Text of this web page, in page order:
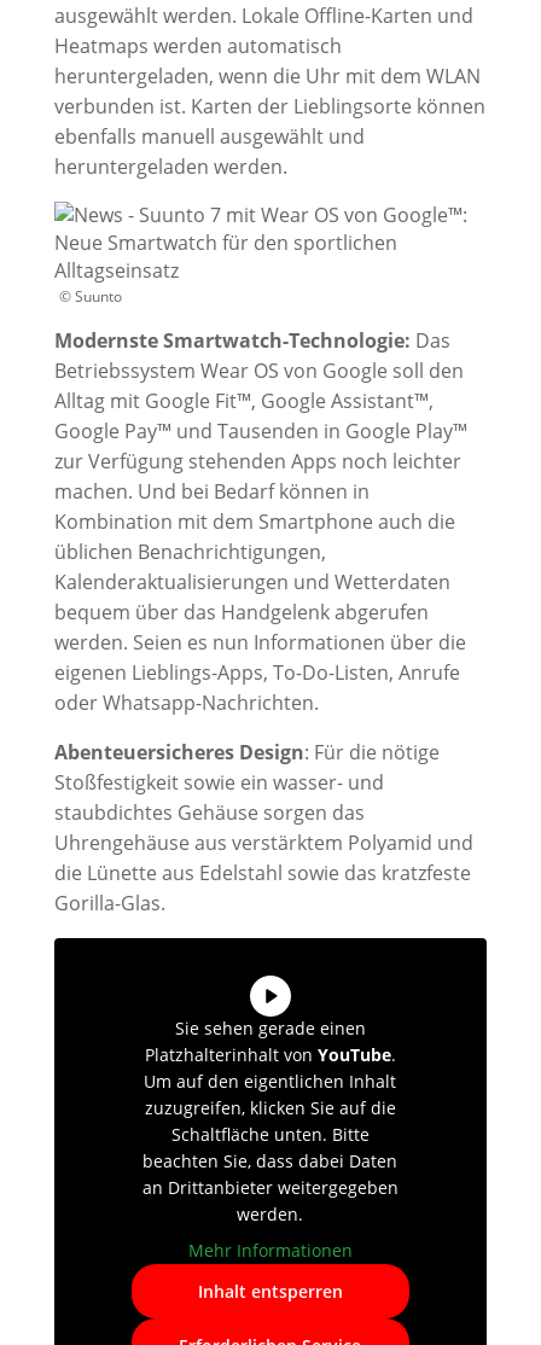
ausgewählt werden. Lokale Offline-Karten und
Heatmaps werden automatisch
heruntergeladen, wenn die Uhr mit dem WLAN
verbunden ist. Karten der Lieblingsorte können
ebenfalls manuell ausgewählt und
heruntergeladen werden.
© Suunto
Modernste Smartwatch-Technologie: Das
Betriebssystem Wear OS von Google soll den
Alltag mit Google Fit™, Google Assistant™,
Google Pay™ und Tausenden in Google Play™
zur Verfügung stehenden Apps noch leichter
machen. Und bei Bedarf können in
Kombination mit dem Smartphone auch die
üblichen Benachrichtigungen,
Kalenderaktualisierungen und Wetterdaten
bequem über das Handgelenk abgerufen
werden. Seien es nun Informationen über die
eigenen Lieblings-Apps, To-Do-Listen, Anrufe
oder Whatsapp-Nachrichten.
Abenteuersicheres Design: Für die nötige
Stoßfestigkeit sowie ein wasser- und
staubdichtes Gehäuse sorgen das
Uhrengehäuse aus verstärktem Polyamid​ und
die Lünette aus Edelstahl sowie das kratzfeste
Gorilla-Glas.
Sie sehen gerade einen
Platzhalterinhalt von YouTube.
Um auf den eigentlichen Inhalt
zuzugreifen, klicken Sie auf die
Schaltfläche unten. Bitte
beachten Sie, dass dabei Daten
an Drittanbieter weitergegeben
werden.
Mehr Informationen
Inhalt entsperren